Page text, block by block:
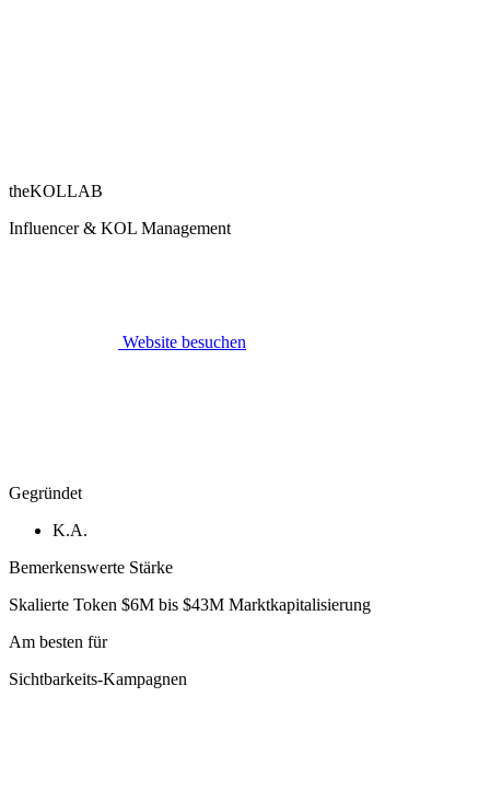
theKOLLAB
Influencer & KOL Management
Website besuchen
Gegründet
K.A.
Bemerkenswerte Stärke
Skalierte Token $6M bis $43M Marktkapitalisierung
Am besten für
Sichtbarkeits-Kampagnen